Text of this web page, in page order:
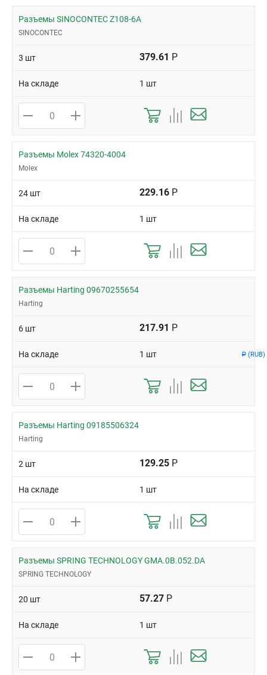
Р (RUB)
Разъемы SINOCONTEC Z108-6A
SINOCONTEC
3 шт 379.61 Р
На складе 1 шт
Разъемы Molex 74320-4004
Molex
24 шт 229.16 Р
На складе 1 шт
Разъемы Harting 09670255654
Harting
6 шт 217.91 Р
На складе 1 шт
Разъемы Harting 09185506324
Harting
2 шт 129.25 Р
На складе 1 шт
Разъемы SPRING TECHNOLOGY GMA.0B.052.DA
SPRING TECHNOLOGY
20 шт 57.27 Р
На складе 1 шт